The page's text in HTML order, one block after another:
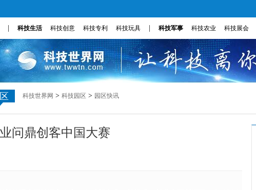
科技生活 科技创意 科技专利 科技玩具 科技军事 科技农业 科技展会
科技世界网 > 科技园区 > 园区快讯
问鼎创客中国大赛